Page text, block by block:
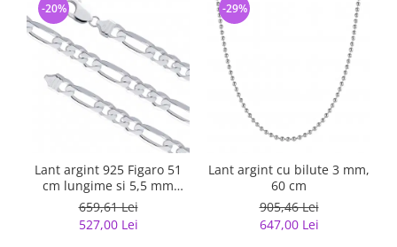
Lant argint 925 Figaro 51
cm lungime si 5,5 mm
latime, Classical You
LSX0202
659,61 Lei
527,00 Lei
-20%
Lant argint cu bilute 3 mm,
60 cm
905,46 Lei
647,00 Lei
-29%